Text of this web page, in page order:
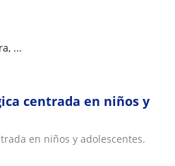
...
centrada en niños y
en niños y adolescentes.